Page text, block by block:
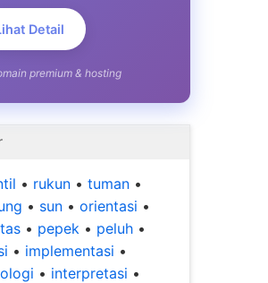
Detail
premium & hosting
• rukun • tuman •
• sun • orientasi •
• pepek • peluh •
• implementasi •
• interpretasi •